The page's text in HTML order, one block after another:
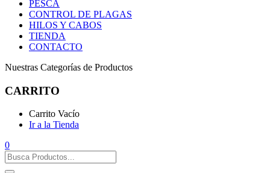
PESCA
CONTROL DE PLAGAS
HILOS Y CABOS
TIENDA
CONTACTO
Nuestras Categorías de Productos
CARRITO
Carrito Vacío
Ir a la Tienda
0